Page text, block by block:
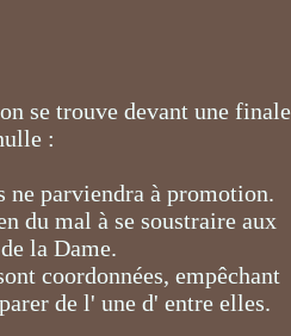
se trouve devant une finale
:
ne parviendra à promotion.
du mal à se soustraire aux
la Dame.
coordonnées, empêchant
de l' une d' entre elles.